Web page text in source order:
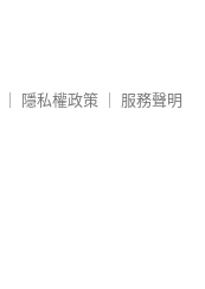
隱私權政策 服務聲明